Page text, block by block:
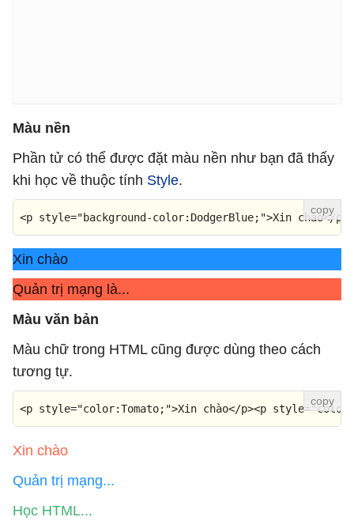
Màu nền
Phần tử có thể được đặt màu nền như bạn đã thấy
khi học về thuộc tính Style.
<p style="background-color:DodgerBlue;">Xin chào</p
Xin chào
Quản trị mạng là...
Màu văn bản
Màu chữ trong HTML cũng được dùng theo cách
tương tự.
<p style="color:Tomato;">Xin chào</p><p style=
Xin chào
Quản trị mạng...
Học HTML...